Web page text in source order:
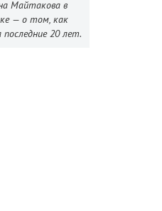
Майтакова в
— о том, как
20 лет.